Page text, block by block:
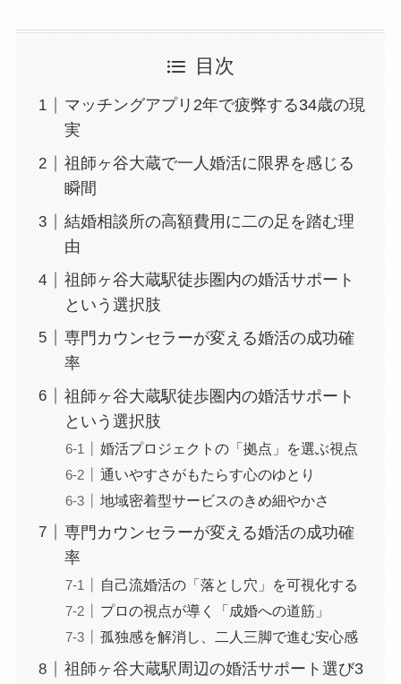
目次
マッチングアプリ2年で疲弊する34歳の現
実
祖師ヶ谷大蔵で一人婚活に限界を感じる
瞬間
結婚相談所の高額費用に二の足を踏む理
由
祖師ヶ谷大蔵駅徒歩圏内の婚活サポート
という選択肢
専門カウンセラーが変える婚活の成功確
率
祖師ヶ谷大蔵駅徒歩圏内の婚活サポート
という選択肢
婚活プロジェクトの「拠点」を選ぶ視点
通いやすさがもたらす心のゆとり
地域密着型サービスのきめ細やかさ
専門カウンセラーが変える婚活の成功確
率
自己流婚活の「落とし穴」を可視化する
プロの視点が導く「成婚への道筋」
孤独感を解消し、二人三脚で進む安心感
祖師ヶ谷大蔵駅周辺の婚活サポート選び3